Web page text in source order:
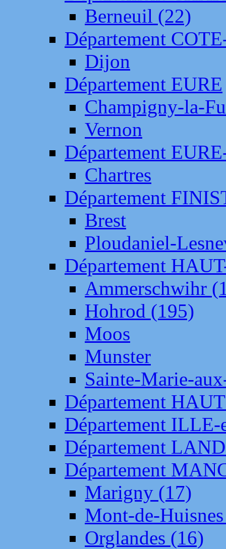
Berneuil (22)
Département
Dijon
Département EURE
Champigny-la-
Vernon
Département
Chartres
Département
Brest
Ploudaniel-
Département
Ammerschwihr
Hohrod (195)
Moos
Munster
Sainte-Marie-
Département
Département
Département
Département
Marigny (17)
Mont-de-
Orglandes (16)